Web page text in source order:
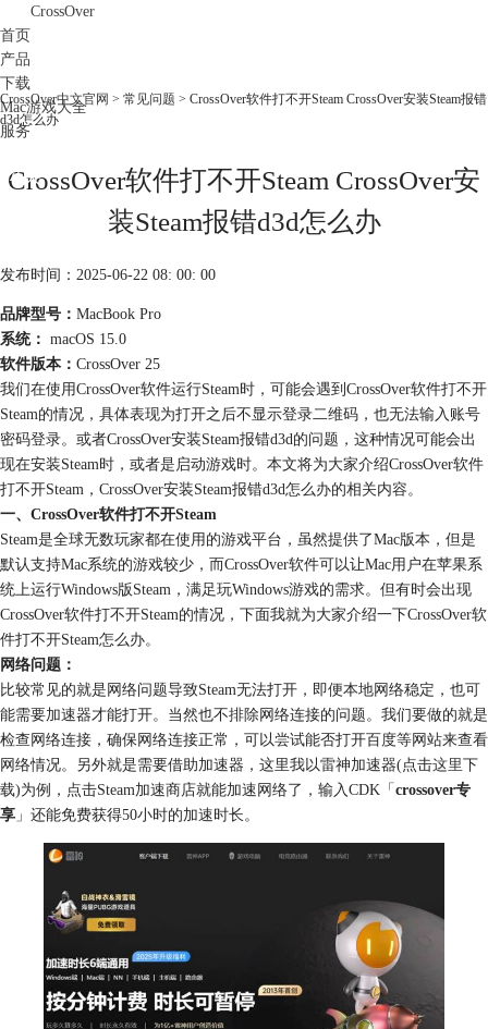
CrossOver
首页
产品
下载
Mac游戏大全
服务
购买
CrossOver中文官网 > 常见问题 > CrossOver软件打不开Steam CrossOver安装Steam报错
d3d怎么办
CrossOver软件打不开Steam CrossOver安
装Steam报错d3d怎么办
发布时间：2025-06-22 08: 00: 00
品牌型号： MacBook Pro
系统： macOS 15.0
软件版本： CrossOver 25
我们在使用CrossOver软件运行Steam时，可能会遇到CrossOver软件打不开
Steam的情况，具体表现为打开之后不显示登录二维码，也无法输入账号
密码登录。或者CrossOver安装Steam报错d3d的问题，这种情况可能会出
现在安装Steam时，或者是启动游戏时。本文将为大家介绍CrossOver软件
打不开Steam，CrossOver安装Steam报错d3d怎么办的相关内容。
一、CrossOver软件打不开Steam
Steam是全球无数玩家都在使用的游戏平台，虽然提供了Mac版本，但是
默认支持Mac系统的游戏较少，而CrossOver软件可以让Mac用户在苹果系
统上运行Windows版Steam，满足玩Windows游戏的需求。但有时会出现
CrossOver软件打不开Steam的情况，下面我就为大家介绍一下CrossOver软
件打不开Steam怎么办。
网络问题：
比较常见的就是网络问题导致Steam无法打开，即便本地网络稳定，也可
能需要加速器才能打开。当然也不排除网络连接的问题。我们要做的就是
检查网络连接，确保网络连接正常，可以尝试能否打开百度等网站来查看
网络情况。另外就是需要借助加速器，这里我以雷神加速器(点击这里下
载)为例，点击Steam加速商店就能加速网络了，输入CDK「crossover专
享 」还能免费获得50小时的加速时长。